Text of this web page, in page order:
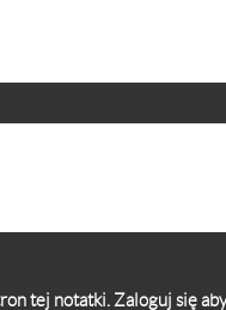
tej notatki. Zaloguj się